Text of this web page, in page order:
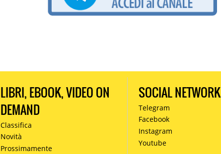
LIBRI, EBOOK, VIDEO ON
DEMAND
Classifica
Novità
Prossimamente
SOCIAL NETWORK
Telegram
Facebook
Instagram
Youtube